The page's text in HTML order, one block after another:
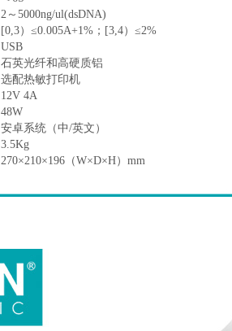
2～5000ng/ul(dsDNA)
[0,3）≤0.005A+1%；[3,4）≤2%
USB
石英光纤和高硬质铝
选配热敏打印机
12V 4A
48W
安卓系统（中/英文）
3.5Kg
270×210×196（W×D×H）mm